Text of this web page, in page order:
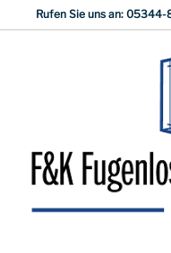
Inhalt
Rufen Sie uns an: